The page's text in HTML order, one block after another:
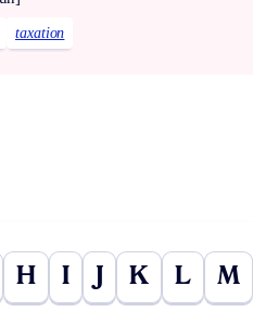
taxation
H I J K L M